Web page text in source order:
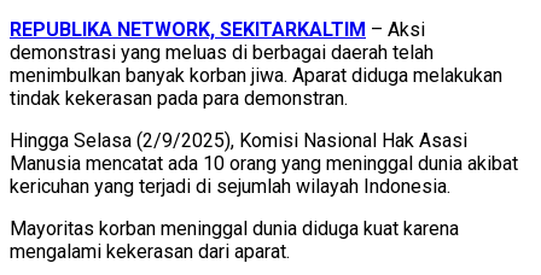
REPUBLIKA NETWORK, SEKITARKALTIM – Aksi
demonstrasi yang meluas di berbagai daerah telah
menimbulkan banyak korban jiwa. Aparat diduga melakukan
tindak kekerasan pada para demonstran.
Hingga Selasa (2/9/2025), Komisi Nasional Hak Asasi
Manusia mencatat ada 10 orang yang meninggal dunia akibat
kericuhan yang terjadi di sejumlah wilayah Indonesia.
Mayoritas korban meninggal dunia diduga kuat karena
mengalami kekerasan dari aparat.